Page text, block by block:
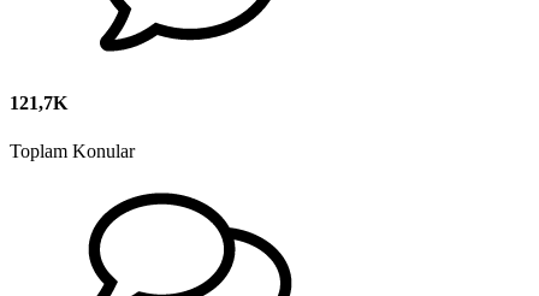
121,7K
Toplam Konular